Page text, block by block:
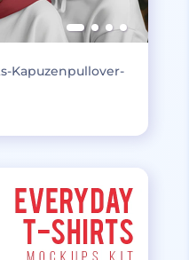
Kapuzenpullover-